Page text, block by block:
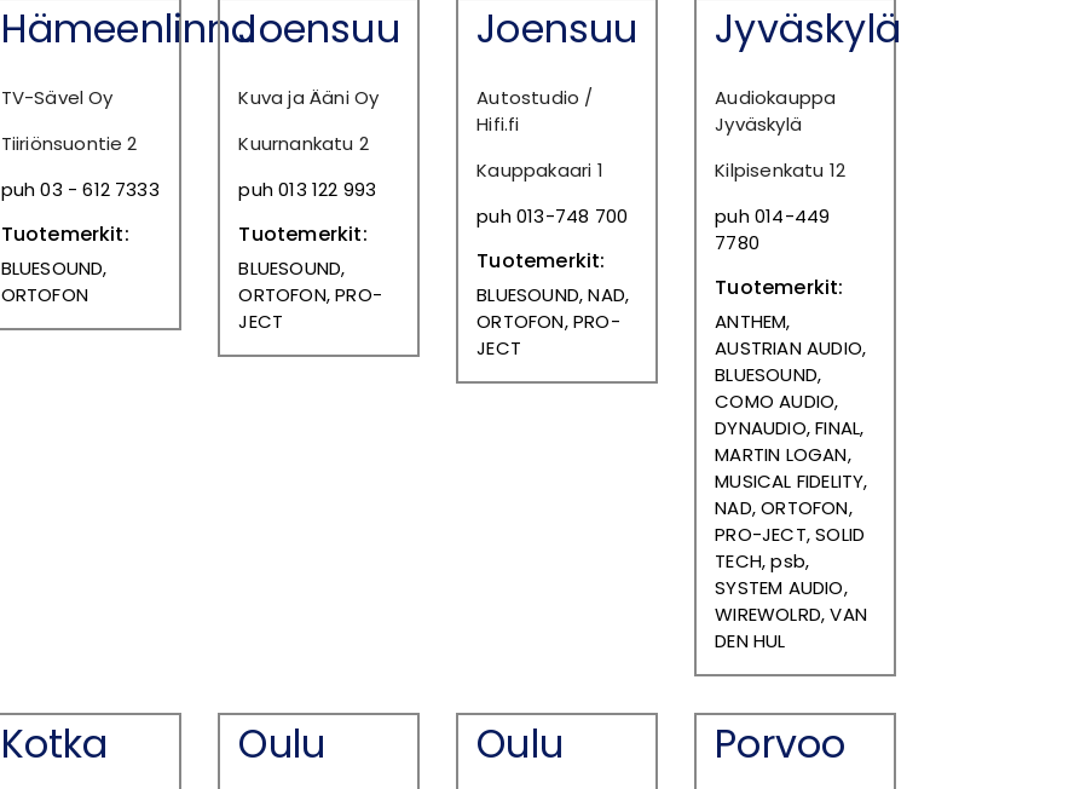
Hämeenlinna
TV-Sävel Oy
Tiiriönsuontie 2
puh 03 - 612 7333
Tuotemerkit:
BLUESOUND,
ORTOFON
Joensuu
Kuva ja Ääni Oy
Kuurnankatu 2
puh 013 122 993
Tuotemerkit:
BLUESOUND,
ORTOFON, PRO-
JECT
Joensuu
Autostudio /
Hifi.fi
Kauppakaari 1
puh 013-748 700
Tuotemerkit:
BLUESOUND, NAD,
ORTOFON, PRO-
JECT
Jyväskylä
Audiokauppa
Jyväskylä
Kilpisenkatu 12
puh 014-449
7780
Tuotemerkit:
ANTHEM,
AUSTRIAN AUDIO,
BLUESOUND,
COMO AUDIO,
DYNAUDIO, FINAL,
MARTIN LOGAN,
MUSICAL FIDELITY,
NAD, ORTOFON,
PRO-JECT, SOLID
TECH, psb,
SYSTEM AUDIO,
WIREWOLRD, VAN
DEN HUL
Kotka Oulu Oulu Porvoo